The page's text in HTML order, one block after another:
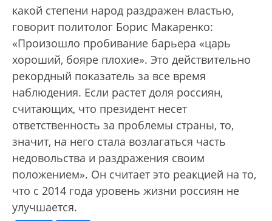
какой степени народ раздражен властью,
говорит политолог Борис Макаренко:
«Произошло пробивание барьера «царь
хороший, бояре плохие». Это действительно
рекордный показатель за все время
наблюдения. Если растет доля россиян,
считающих, что президент несет
ответственность за проблемы страны, то,
значит, на него стала возлагаться часть
недовольства и раздражения своим
положением». Он считает это реакцией на то,
что с 2014 года уровень жизни россиян не
улучшается.